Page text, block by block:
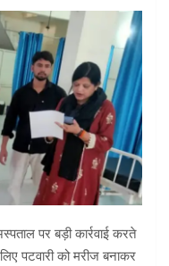
पर बड़ी कार्रवाई करते
पटवारी को मरीज बनाकर